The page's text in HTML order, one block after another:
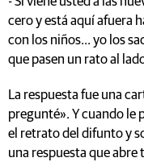
cero y está aquí afuera
con los niños... yo los
que pasen un rato al
La respuesta fue una
pregunté». Y cuando le
el retrato del difunto y
una respuesta que